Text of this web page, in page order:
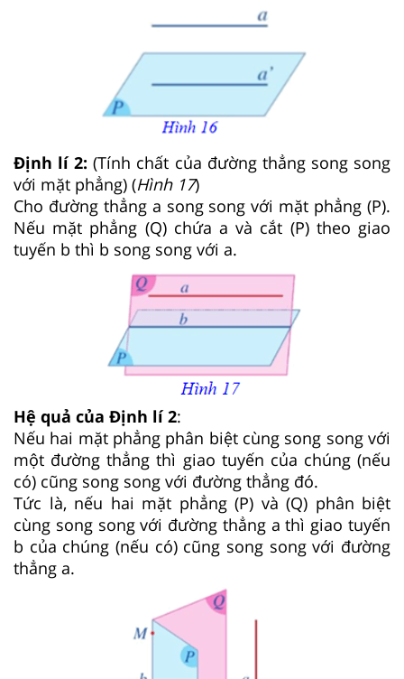
Định lí 2:(Tính chất của đường thẳng song song
với mặt phẳng) (Hình 17)
Cho đường thẳng a song song với mặt phẳng (P).
Nếu mặt phẳng (Q) chứa a và cắt (P) theo giao
tuyến b thì b song song với a.
Hệ quả của Định lí 2:
Nếu hai mặt phẳng phân biệt cùng song song với
một đường thẳng thì giao tuyến của chúng (nếu
có) cũng song song với đường thẳng đó.
Tức là, nếu hai mặt phẳng (P) và (Q) phân biệt
cùng song song với đường thẳng a thì giao tuyến
b của chúng (nếu có) cũng song song với đường
thẳng a.